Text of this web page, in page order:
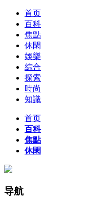
首页
百科
焦點
休閑
娛樂
綜合
探索
時尚
知識
首页
百科
焦點
休閑
导航